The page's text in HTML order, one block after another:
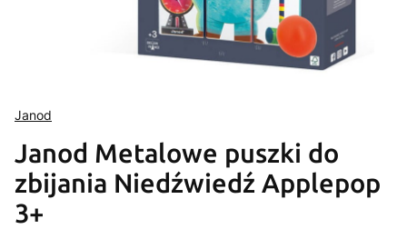
Janod
Janod Metalowe puszki do
zbijania Niedźwiedź Applepop
3+